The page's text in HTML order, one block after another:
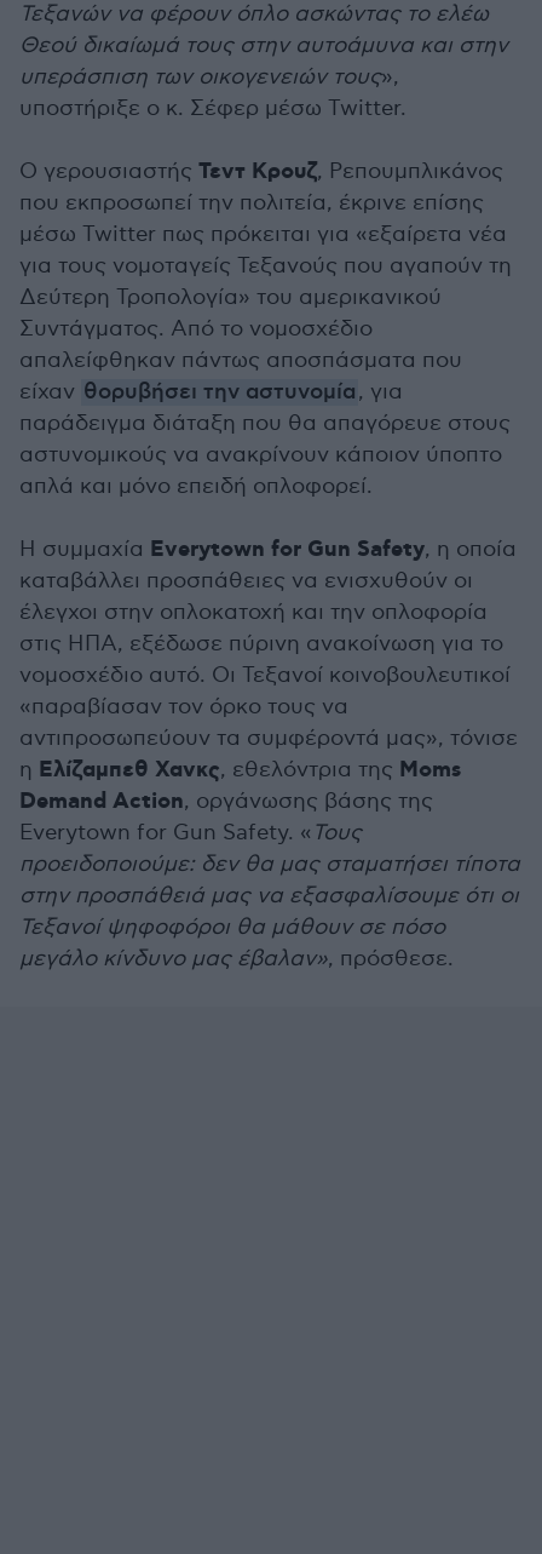
Τεξανών να φέρουν όπλο ασκώντας το ελέω
Θεού δικαίωμά τους στην αυτοάμυνα και στην
υπεράσπιση των οικογενειών τους»,
υποστήριξε ο κ. Σέφερ μέσω Twitter.
Ο γερουσιαστής Τεντ Κρουζ, Ρεπουμπλικάνος
που εκπροσωπεί την πολιτεία, έκρινε επίσης
μέσω Twitter πως πρόκειται για «εξαίρετα νέα
για τους νομοταγείς Τεξανούς που αγαπούν τη
Δεύτερη Τροπολογία» του αμερικανικού
Συντάγματος. Από το νομοσχέδιο
απαλείφθηκαν πάντως αποσπάσματα που
είχαν θορυβήσει την αστυνομία, για
παράδειγμα διάταξη που θα απαγόρευε στους
αστυνομικούς να ανακρίνουν κάποιον ύποπτο
απλά και μόνο επειδή οπλοφορεί.
Η συμμαχία Everytown for Gun Safety, η οποία
καταβάλλει προσπάθειες να ενισχυθούν οι
έλεγχοι στην οπλοκατοχή και την οπλοφορία
στις ΗΠΑ, εξέδωσε πύρινη ανακοίνωση για το
νομοσχέδιο αυτό. Οι Τεξανοί κοινοβουλευτικοί
«παραβίασαν τον όρκο τους να
αντιπροσωπεύουν τα συμφέροντά μας», τόνισε
η Ελίζαμπεθ Χανκς, εθελόντρια της Moms
Demand Action, οργάνωσης βάσης της
Everytown for Gun Safety. « Τους
προειδοποιούμε: δεν θα μας σταματήσει τίποτα
στην προσπάθειά μας να εξασφαλίσουμε ότι οι
Τεξανοί ψηφοφόροι θα μάθουν σε πόσο
μεγάλο κίνδυνο μας έβαλαν», πρόσθεσε.